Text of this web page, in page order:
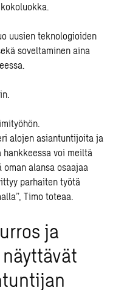
uusien teknologioiden
soveltaminen aina
alojen asiantuntijoita ja
voi meiltä
alansa osaajaa
parhaiten työtä
Timo toteaa.
ja